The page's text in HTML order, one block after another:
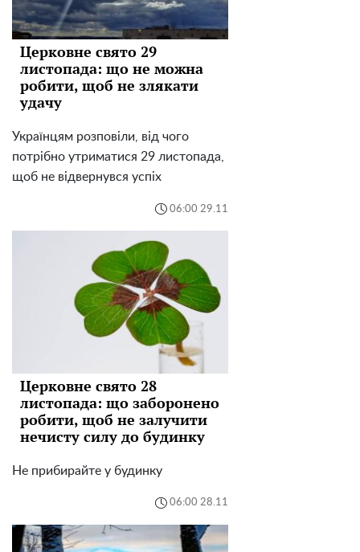
Церковне свято 29
листопада: що не можна
робити, щоб не злякати
удачу
Українцям розповіли, від чого
потрібно утриматися 29 листопада,
щоб не відвернувся успіх
06:00 29.11
Церковне свято 28
листопада: що заборонено
робити, щоб не залучити
нечисту силу до будинку
Не прибирайте у будинку
06:00 28.11